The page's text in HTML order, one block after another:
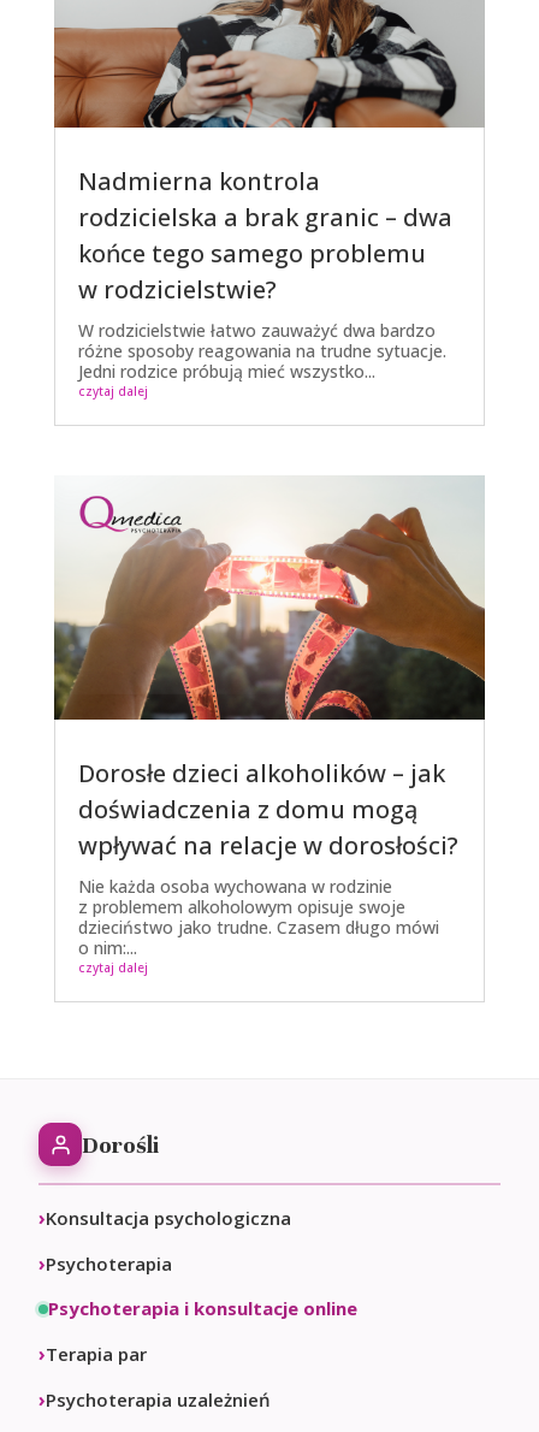
Nadmierna kontrola
rodzicielska a brak granic – dwa
końce tego samego problemu
w rodzicielstwie?
W rodzicielstwie łatwo zauważyć dwa bardzo
różne sposoby reagowania na trudne sytuacje.
Jedni rodzice próbują mieć wszystko...
czytaj dalej
Dorosłe dzieci alkoholików – jak
doświadczenia z domu mogą
wpływać na relacje w dorosłości?
Nie każda osoba wychowana w rodzinie
z problemem alkoholowym opisuje swoje
dzieciństwo jako trudne. Czasem długo mówi
o nim:...
czytaj dalej
Dorośli
Konsultacja psychologiczna
Psychoterapia
Psychoterapia i konsultacje online
Terapia par
Psychoterapia uzależnień